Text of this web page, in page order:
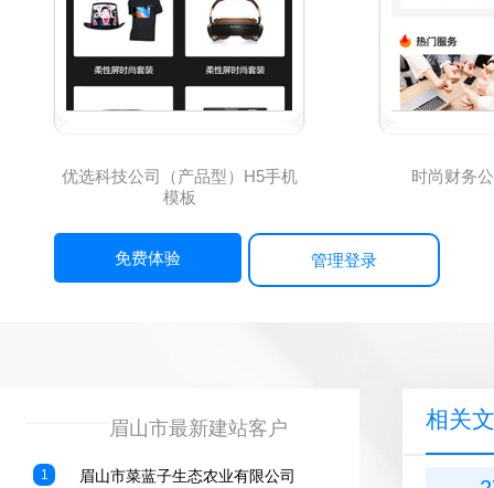
优选科技公司（产品型）H5手机
模板
时尚财务
免费体验 管理登录
————————————————
眉山市最新建站客户
1 眉山市菜蓝子生态农业有限公司
相关